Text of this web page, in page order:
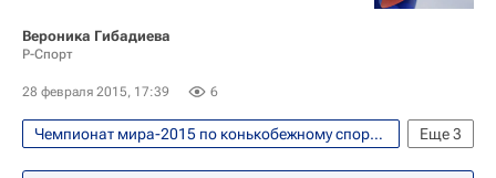
Вероника Гибадиева
Р-Спорт
28 февраля 2015, 17:39 6
Еще3
Чемпионат мира-2015 по конькобежному спорту в спринтерском многоборье. Астана, 28 февраля - 1 марта
Конькобежный спорт
Бриттани Боу